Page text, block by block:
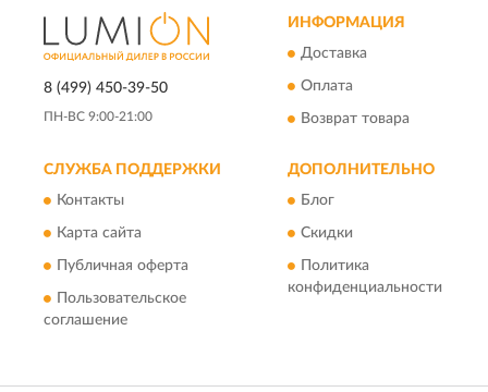
8 (499) 450-39-50
ПН-ВС 9:00-21:00
ИНФОРМАЦИЯ
Доставка
Оплата
Возврат товара
СЛУЖБА ПОДДЕРЖКИ
Контакты
Карта сайта
Публичная оферта
Пользовательское
соглашение
ДОПОЛНИТЕЛЬНО
Блог
Скидки
Политика
конфиденциальности